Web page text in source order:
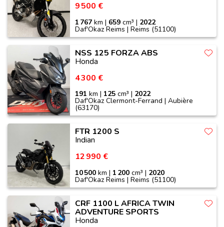
9 500 €
1 767 km | 659 cm³ | 2022
Daf'Okaz Reims | Reims (51100)
NSS 125 FORZA ABS
Honda
4 300 €
191 km | 125 cm³ | 2022
Daf'Okaz Clermont-Ferrand | Aubière
(63170)
FTR 1200 S
Indian
12 990 €
10 500 km | 1 200 cm³ | 2020
Daf'Okaz Reims | Reims (51100)
CRF 1100 L AFRICA TWIN
ADVENTURE SPORTS
Honda